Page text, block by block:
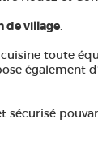
de village.
toute
également
sécurisé